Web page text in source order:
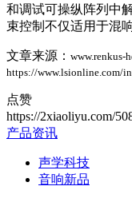
和调试可操纵阵列中
束控制不仅适用于混
文章来源： www.renkus-
https://www.lsionline.com/
点赞
https://2xiaoliyu.com/
产品资讯
声学科技
音响新品